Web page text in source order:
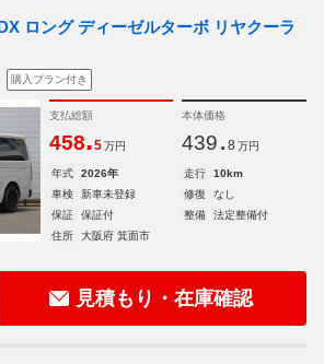
ロング ディーゼルターボ リヤクーラ
購入プラン付き
支払総額
458.5 万円
本体価格
439. 8 万円
年式 2026年 走行
10km
車検
新車未登録 修復
なし
保証
保証付 整備
法定整備付
住所
大阪府 箕面市
見積もり・在庫確認